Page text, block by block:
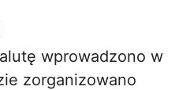
wprowadzono w
zorganizowano